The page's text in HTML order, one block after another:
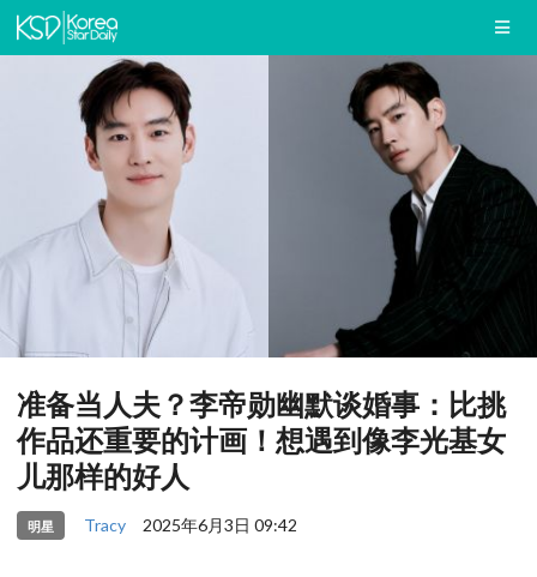
准备当人夫？李帝勋幽默谈婚事：比挑
作品还重要的计画！想遇到像李光基女
儿那样的好人
明星 Tracy 2025年6月3日 09:42